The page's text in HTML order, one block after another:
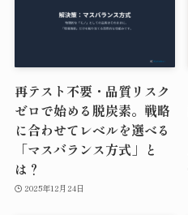
再テスト不要・品質リスク
ゼロで始める脱炭素。戦略
に合わせてレベルを選べる
「マスバランス方式」と
は？
2025年12月24日